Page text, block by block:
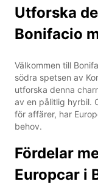
Utforska
Bonifacio
Välkommen till
södra spetsen av
utforska denna
av en pålitlig hyrbil.
för affärer, har
behov.
Fördelar
Europcar i